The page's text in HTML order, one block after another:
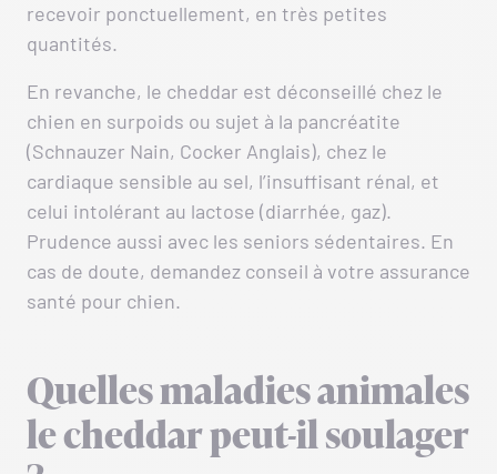
recevoir ponctuellement, en très petites
quantités.
En revanche, le cheddar est déconseillé chez le
chien en surpoids ou sujet à la pancréatite
(Schnauzer Nain, Cocker Anglais), chez le
cardiaque sensible au sel, l’insuffisant rénal, et
celui intolérant au lactose (diarrhée, gaz).
Prudence aussi avec les seniors sédentaires. En
cas de doute, demandez conseil à votre assurance
santé pour chien.
Quelles maladies animales
le cheddar peut-il soulager